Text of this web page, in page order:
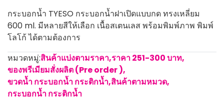
กระบอกน้ำ TYESO กระบอกน้ำฝาเปิดแบบกด ทรงเหลี่ยม
600 ml. มีหลายสีให้เลือก เนื้อสเตนเลส พร้อมพิมพ์ภาพ พิมพ์
โลโก้ ได้ตามต้องการ
หมวดหมู่:สินค้าแบ่งตามราคา,ราคา 251-300 บาท,
ของพรีเมียมสั่งผลิต (Pre order ),
ขวดน้ำ กระบอกน้ำ กระติกน้ำ,สินค้าตามหมวด,
กระบอกน้ำ กระติกน้ำ